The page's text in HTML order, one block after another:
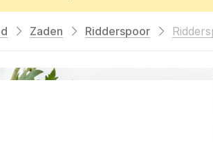
Zaden Ridderspoor